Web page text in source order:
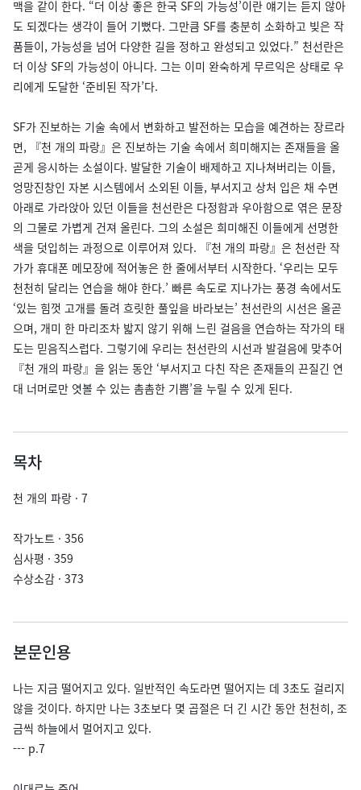
맥을 같이 한다. “더 이상 좋은 한국 SF의 가능성’이란 얘기는 듣지 않아
도 되겠다는 생각이 들어 기뻤다. 그만큼 SF를 충분히 소화하고 빚은 작
품들이, 가능성을 넘어 다양한 길을 정하고 완성되고 있었다.” 천선란은
더 이상 SF의 가능성이 아니다. 그는 이미 완숙하게 무르익은 상태로 우
리에게 도달한 ‘준비된 작가’다.
SF가 진보하는 기술 속에서 변화하고 발전하는 모습을 예견하는 장르라
면, 『천 개의 파랑』은 진보하는 기술 속에서 희미해지는 존재들을 올
곧게 응시하는 소설이다. 발달한 기술이 배제하고 지나쳐버리는 이들,
엉망진창인 자본 시스템에서 소외된 이들, 부서지고 상처 입은 채 수면
아래로 가라앉아 있던 이들을 천선란은 다정함과 우아함으로 엮은 문장
의 그물로 가볍게 건져 올린다. 그의 소설은 희미해진 이들에게 선명한
색을 덧입히는 과정으로 이루어져 있다. 『천 개의 파랑』은 천선란 작
가가 휴대폰 메모장에 적어놓은 한 줄에서부터 시작한다. ‘우리는 모두
천천히 달리는 연습을 해야 한다.’ 빠른 속도로 지나가는 풍경 속에서도
‘있는 힘껏 고개를 돌려 흐릿한 풀잎을 바라보는’ 천선란의 시선은 올곧
으며, 개미 한 마리조차 밟지 않기 위해 느린 걸음을 연습하는 작가의 태
도는 믿음직스럽다. 그렇기에 우리는 천선란의 시선과 발걸음에 맞추어
『천 개의 파랑』을 읽는 동안 ‘부서지고 다친 작은 존재들의 끈질긴 연
대 너머로만 엿볼 수 있는 촘촘한 기쁨’을 누릴 수 있게 된다.
목차
천 개의 파랑 · 7
작가노트 · 356
심사평 · 359
수상소감 · 373
본문인용
나는 지금 떨어지고 있다. 일반적인 속도라면 떨어지는 데 3초도 걸리지
않을 것이다. 하지만 나는 3초보다 몇 곱절은 더 긴 시간 동안 천천히, 조
금씩 하늘에서 멀어지고 있다.
--- p.7